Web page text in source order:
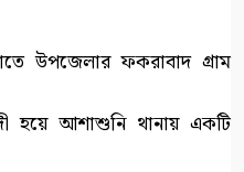
উপজেলার ফকরাবাদ গ্রাম
হয়ে আশাশুনি থানায় একটি